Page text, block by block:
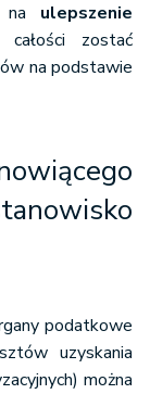
na ulepszenie
zostać
na podstawie
podatkowe
uzyskania
można